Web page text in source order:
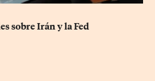
sobre Irán y la Fed